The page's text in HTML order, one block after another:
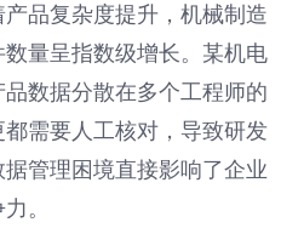
品复杂度提升，机械制造
量呈指数级增长。某机电
数据分散在多个工程师的
需要人工核对，导致研发
管理困境直接影响了企业
。